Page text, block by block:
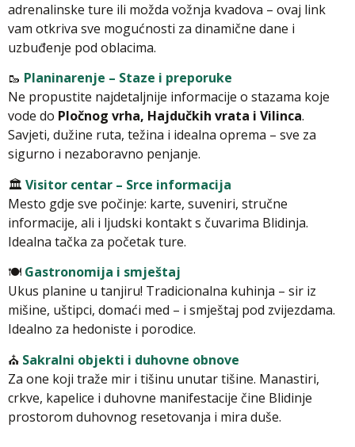
adrenalinske ture ili možda vožnja kvadova – ovaj link
vam otkriva sve mogućnosti za dinamične dane i
uzbuđenje pod oblacima.
🥾 Planinarenje – Staze i preporuke
Ne propustite najdetaljnije informacije o stazama koje
vode do Pločnog vrha, Hajdučkih vrata i Vilinca.
Savjeti, dužine ruta, težina i idealna oprema – sve za
sigurno i nezaboravno penjanje.
🏛️ Visitor centar – Srce informacija
Mesto gdje sve počinje: karte, suveniri, stručne
informacije, ali i ljudski kontakt s čuvarima Blidinja.
Idealna tačka za početak ture.
🍽️ Gastronomija i smještaj
Ukus planine u tanjiru! Tradicionalna kuhinja – sir iz
mišine, uštipci, domaći med – i smještaj pod zvijezdama.
Idealno za hedoniste i porodice.
⛪ Sakralni objekti i duhovne obnove
Za one koji traže mir i tišinu unutar tišine. Manastiri,
crkve, kapelice i duhovne manifestacije čine Blidinje
prostorom duhovnog resetovanja i mira duše.